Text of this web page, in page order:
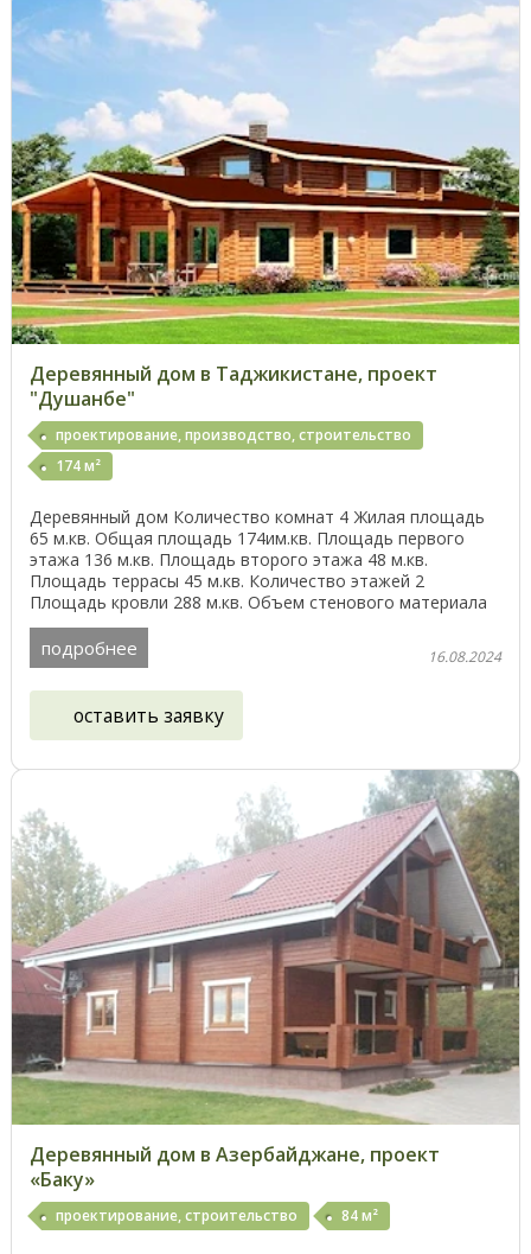
Деревянный дом в Таджикистане, проект
"Душанбе"
проектирование, производство, строительство
174 м²
Деревянный дом Количество комнат 4 Жилая площадь
65 м.кв. Общая площадь 174им.кв. Площадь первого
этажа 136 м.кв. Площадь второго этажа 48 м.кв.
Площадь террасы 45 м.кв. Количество этажей 2
Площадь кровли 288 м.кв. Объем стенового материала
113 ...
подробнее 16.08.2024
оставить заявку
Деревянный дом в Азербайджане, проект
«Баку»
проектирование, строительство 84 м²